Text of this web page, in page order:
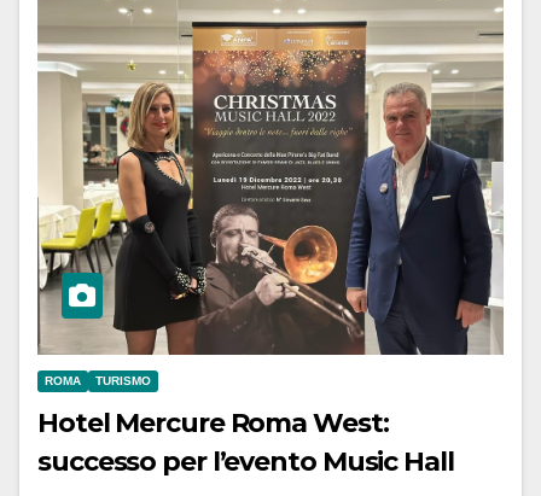
ROMA TURISMO
Hotel Mercure Roma West:
successo per l’evento Music Hall